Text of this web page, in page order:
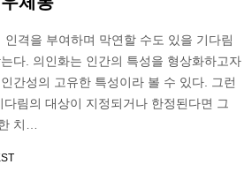
격을 부여하며 막연할 수도 있을 기다림
다. 의인화는 인간의 특성을 형상화하고자
간성의 고유한 특성이라 볼 수 있다. 그런
림의 대상이 지정되거나 한정된다면 그
치…